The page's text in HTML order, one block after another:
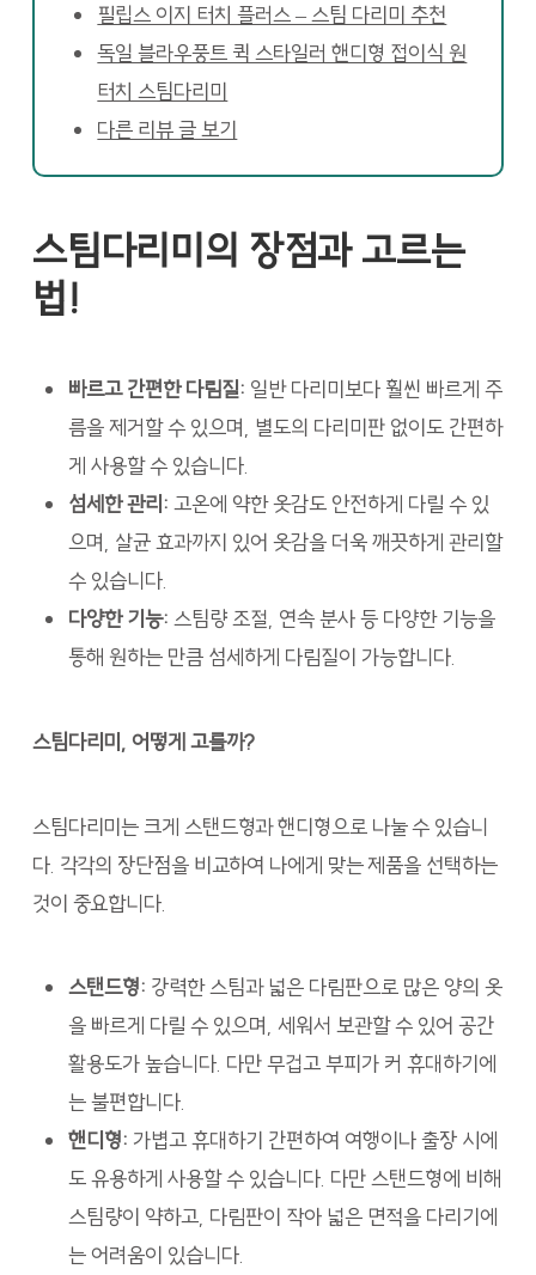
필립스 이지 터치 플러스 – 스팀 다리미 추천
독일 블라우풍트 퀵 스타일러 핸디형 접이식 원
터치 스팀다리미
다른 리뷰 글 보기
스팀다리미의 장점과 고르는
법!
빠르고 간편한 다림질: 일반 다리미보다 훨씬 빠르게 주
름을 제거할 수 있으며, 별도의 다리미판 없이도 간편하
게 사용할 수 있습니다.
섬세한 관리: 고온에 약한 옷감도 안전하게 다릴 수 있
으며, 살균 효과까지 있어 옷감을 더욱 깨끗하게 관리할
수 있습니다.
다양한 기능: 스팀량 조절, 연속 분사 등 다양한 기능을
통해 원하는 만큼 섬세하게 다림질이 가능합니다.
스팀다리미, 어떻게 고를까?
스팀다리미는 크게 스탠드형과 핸디형으로 나눌 수 있습니
다. 각각의 장단점을 비교하여 나에게 맞는 제품을 선택하는
것이 중요합니다.
스탠드형: 강력한 스팀과 넓은 다림판으로 많은 양의 옷
을 빠르게 다릴 수 있으며, 세워서 보관할 수 있어 공간
활용도가 높습니다. 다만 무겁고 부피가 커 휴대하기에
는 불편합니다.
핸디형: 가볍고 휴대하기 간편하여 여행이나 출장 시에
도 유용하게 사용할 수 있습니다. 다만 스탠드형에 비해
스팀량이 약하고, 다림판이 작아 넓은 면적을 다리기에
는 어려움이 있습니다.